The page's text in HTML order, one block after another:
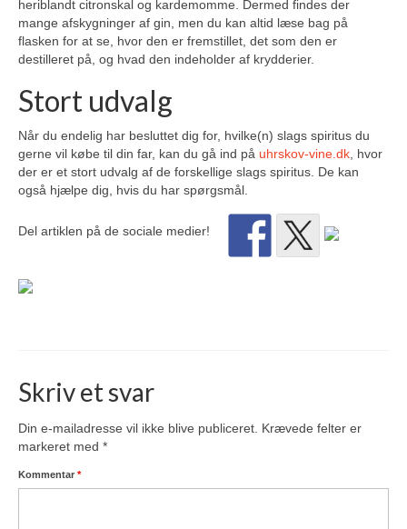
heriblandt citronskal og kardemomme. Dermed findes der
mange afskygninger af gin, men du kan altid læse bag på
flasken for at se, hvor den er fremstillet, det som den er
destilleret på, og hvad den indeholder af krydderier.
Stort udvalg
Når du endelig har besluttet dig for, hvilke(n) slags spiritus du
gerne vil købe til din far, kan du gå ind på uhrskov-vine.dk , hvor
der er et stort udvalg af de forskellige slags spiritus. De kan
også hjælpe dig, hvis du har spørgsmål.
Del artiklen på de sociale medier!
Skriv et svar
Din e-mailadresse vil ikke blive publiceret. Krævede felter er
markeret med *
Kommentar *